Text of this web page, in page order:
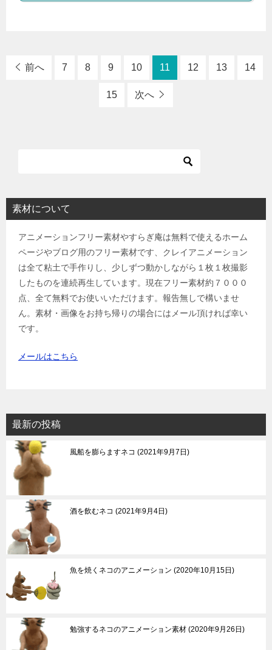
前へ 7 8 9 10 11 12 13 14
15 次へ
素材について
アニメーションフリー素材やすらぎ庵は無料で使えるホーム
ページやブログ用のフリー素材です、クレイアニメーション
は全て粘土で手作りし、少しずつ動かしながら１枚１枚撮影
したものを連続再生しています。現在フリー素材約７０００
点、全て無料でお使いいただけます。報告無しで構いませ
ん。素材・画像をお持ち帰りの場合にはメール頂ければ幸い
です。
メールはこちら
最新の投稿
風船を膨らますネコ 2021年9月7日
酒を飲むネコ 2021年9月4日
魚を焼くネコのアニメーション 2020年10月15日
勉強するネコのアニメーション素材 2020年9月26日